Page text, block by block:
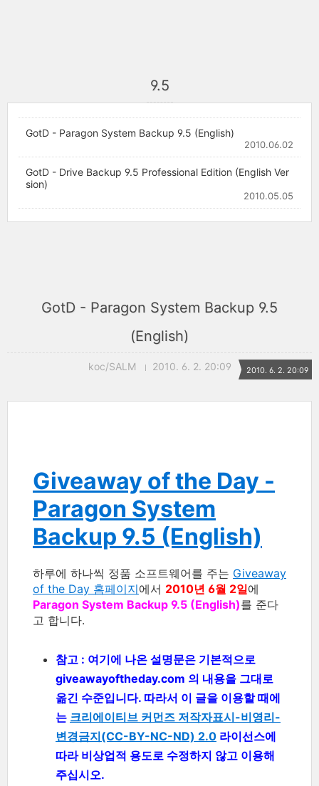
9.5
GotD - Paragon System Backup 9.5 (English)
2010.06.02
GotD - Drive Backup 9.5 Professional Edition (English Ver
sion)
2010.05.05
GotD - Paragon System Backup 9.5
(English)
koc/SALM 2010. 6. 2. 20:09 2010. 6. 2. 20:09
Giveaway of the Day -
Paragon System
Backup 9.5 (English)
하루에 하나씩 정품 소프트웨어를 주는 Giveaway
of the Day 홈페이지에서 2010년 6월 2일에
Paragon System Backup 9.5 (English)를 준다
고 합니다.
참고 : 여기에 나온 설명문은 기본적으로
giveawayoftheday.com 의 내용을 그대로
옮긴 수준입니다. 따라서 이 글을 이용할 때에
는 크리에이티브 커먼즈 저작자표시-비영리-
변경금지(CC-BY-NC-ND) 2.0 라이선스에
따라 비상업적 용도로 수정하지 않고 이용해
주십시오.